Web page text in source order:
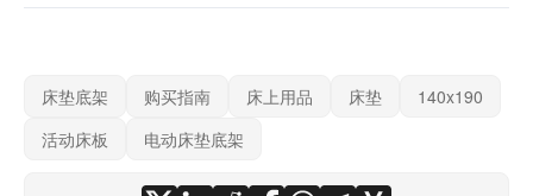
床垫底架 购买指南 床上用品 床垫
140x190
活动床板
电动床垫底架